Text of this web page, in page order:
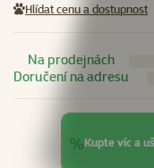
Hlídat cenu a dostupnost
Na prodejnách
Doručení na adresu
%Kupte víc a